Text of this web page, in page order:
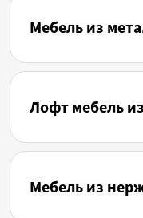
Мебель из
Лофт мебель
Мебель из